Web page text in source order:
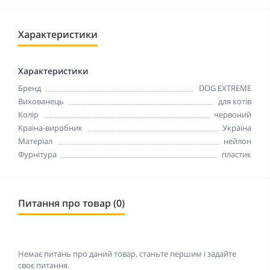
Характеристики
Характеристики
Бренд
DOG EXTREME
Вихованець
для котів
Колір
червоний
Країна-виробник
Україна
Матеріал
нейлон
Фурнітура
пластик
Питання про товар (0)
Немає питань про даний товар, станьте першим і задайте
своє питання.